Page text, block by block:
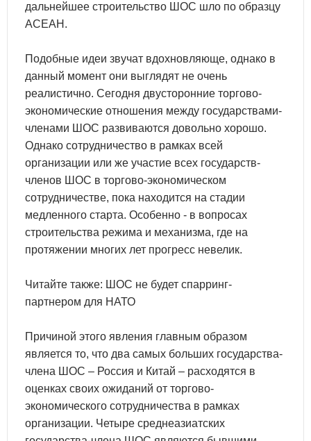
дальнейшее строительство ШОС шло по образцу
АСЕАН.
Подобные идеи звучат вдохновляюще, однако в
данный момент они выглядят не очень
реалистично. Сегодня двусторонние торгово-
экономические отношения между государствами-
членами ШОС развиваются довольно хорошо.
Однако сотрудничество в рамках всей
организации или же участие всех государств-
членов ШОС в торгово-экономическом
сотрудничестве, пока находится на стадии
медленного старта. Особенно - в вопросах
строительства режима и механизма, где на
протяжении многих лет прогресс невелик.
Читайте также: ШОС не будет спарринг-
партнером для НАТО
Причиной этого явления главным образом
является то, что два самых больших государства-
члена ШОС – Россия и Китай – расходятся в
оценках своих ожиданий от торгово-
экономического сотрудничества в рамках
организации. Четыре среднеазиатских